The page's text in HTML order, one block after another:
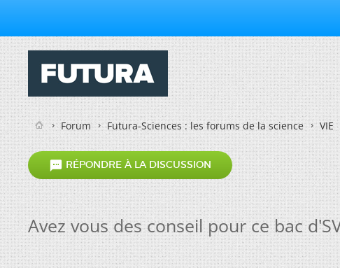
Forum Futura-Sciences : les forums de la science VIE
 RÉPONDRE À LA DISCUSSION
Avez vous des conseil pour ce bac